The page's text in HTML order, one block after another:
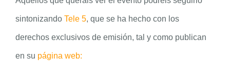
sintonizando Tele 5, que se ha hecho con los
derechos exclusivos de emisión, tal y como publican
en su página web: